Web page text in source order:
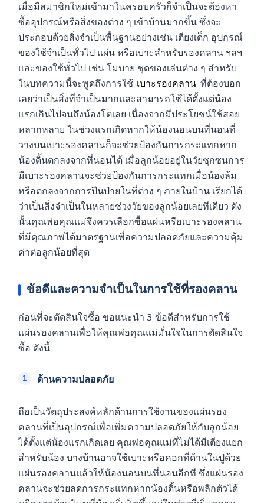
เมื่อมีสมาชิกใหม่เข้ามาในครอบครัวก็จำเป็นจะต้องหา
ซื้ออุปกรณ์หรือสิ่งของต่าง ๆ เข้าบ้านมากขึ้น ซึ่งจะ
ประกอบด้วยสิ่งจำเป็นพื้นฐานอย่างเช่น เตียงเด็ก อุปกรณ์
ของใช้จำเป็นทั่วไป แผ่น หรือเบาะสำหรับรองคลาน ฯลฯ
และของใช้ทั่วไป เช่น โมบาย ชุดของเล่นต่าง ๆ สำหรับ
ในบทความนี้จะพูดถึงการใช้ เบาะรองคลาน ที่ต้องบอก
เลยว่าเป็นสิ่งที่จำเป็นมากและสามารถใช้ได้ตั้งแต่น้อง
แรกเกินไปจนถึงน้องโตเลย เนื่องจากมีประโยชน์ใช้สอย
หลากหลาย ในช่วงแรกเกิดหากให้น้องนอนบนที่นอนที่
วางบนเบาะรองคลานก็จะช่วยป้องกันการกระแทกหาก
น้องดิ้นตกลงจากที่นอนได้ เมื่อลูกน้อยอยู่ในวัยซุกซนการ
มีเบาะรองคลานจะช่วยป้องกันการกระแทกเมื่อน้องล้ม
หรือตกลงจากการปีนป่ายในที่ต่าง ๆ ภายในบ้าน เรียกได้
ว่าเป็นสิ่งจำเป็นในหลายช่วงวัยของลูกน้อยเลยทีเดียว ดัง
นั้นคุณพ่อคุณแม่จึงควรเลือกซื้อแผ่นหรือเบาะรองคลาน
ที่มีคุณภาพได้มาตรฐานเพื่อความปลอดภัยและความคุ้ม
ค่าต่อลูกน้อยที่สุด
ข้อดีและความจำเป็นในการใช้ที่รองคลาน
ก่อนที่จะตัดสินใจซื้อ ขอแนะนำ 3 ข้อดีสำหรับการใช้
แผ่นรองคลานเพื่อให้คุณพ่อคุณแม่มั่นใจในการตัดสินใจ
ซื้อ ดังนี้
ด้านความปลอดภัย
ถือเป็นวัตถุประสงค์หลักด้านการใช้งานของแผ่นรอง
คลานที่เป็นอุปกรณ์เพื่อเพิ่มความปลอดภัยให้กับลูกน้อย
ได้ตั้งแต่น้องแรกเกิดเลย คุณพ่อคุณแม่ที่ไม่ได้มีเตียงแยก
สำหรับน้อง บางบ้านอาจใช้เบาะหรือคอกที่ด้านในปูด้วย
แผ่นรองคลานแล้วให้น้องนอนบนที่นอนอีกที ซึ่งแผ่นรอง
คลานจะช่วยลดการกระแทกหากน้องดิ้นหรือพลิกตัวได้